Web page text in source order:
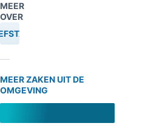
MEER
OVER
MEER ZAKEN UIT DE
OMGEVING